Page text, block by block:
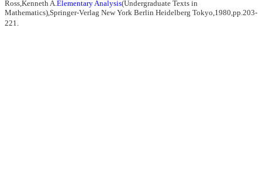
Ross,Kenneth A.Elementary Analysis(Undergraduate Texts in
Mathematics),Springer-Verlag New York Berlin Heidelberg Tokyo,1980,pp.203-
221.